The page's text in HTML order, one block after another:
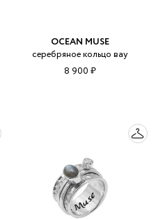
OCEAN MUSE
серебряное кольцо вау
8 900 ₽